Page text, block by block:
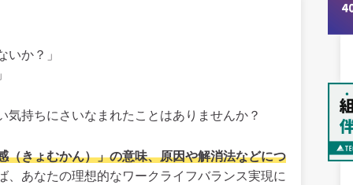
か？」
持ちにさいなまれたことはありませんか？
（きょむかん）」の意味、原因や解消法などにつ
、あなたの理想的なワークライフバランス実現に